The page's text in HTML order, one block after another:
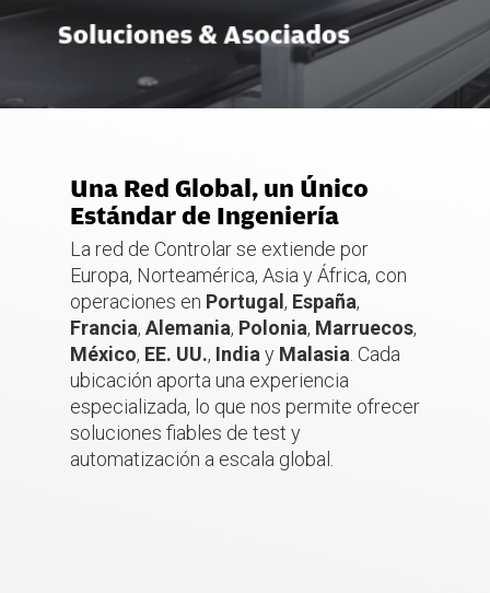
Soluciones & Asociados
Una Red Global, un Único
Estándar de Ingeniería
La red de Controlar se extiende por
Europa, Norteamérica, Asia y África, con
operaciones en Portugal , España,
Francia, Alemania, Polonia, Marruecos,
México, EE. UU., India y Malasia . Cada
ubicación aporta una experiencia
especializada, lo que nos permite ofrecer
soluciones fiables de test y
automatización a escala global.